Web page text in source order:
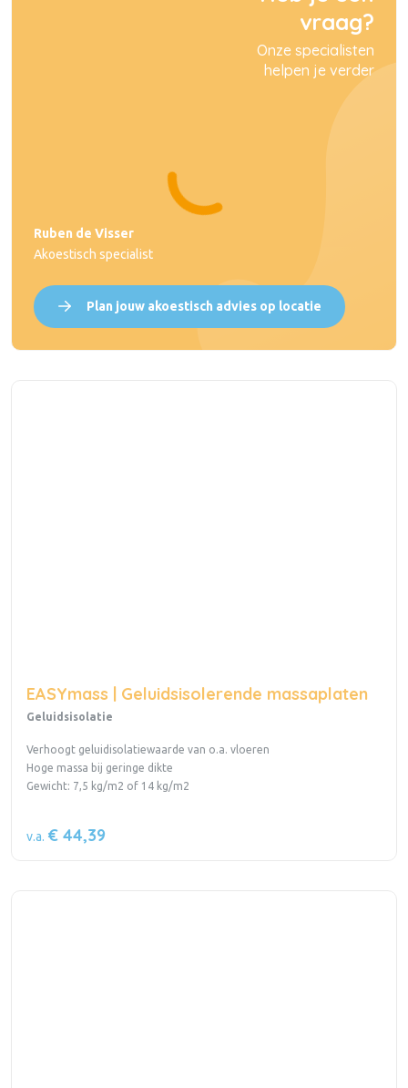
vraag?
Onze specialisten
helpen je verder
Ruben de Visser
Akoestisch specialist
Plan jouw akoestisch advies op locatie
EASYmass | Geluidsisolerende massaplaten
Geluidsisolatie
Verhoogt geluidisolatiewaarde van o.a. vloeren
Hoge massa bij geringe dikte
Gewicht: 7,5 kg/m2 of 14 kg/m2
v.a. € 44,39